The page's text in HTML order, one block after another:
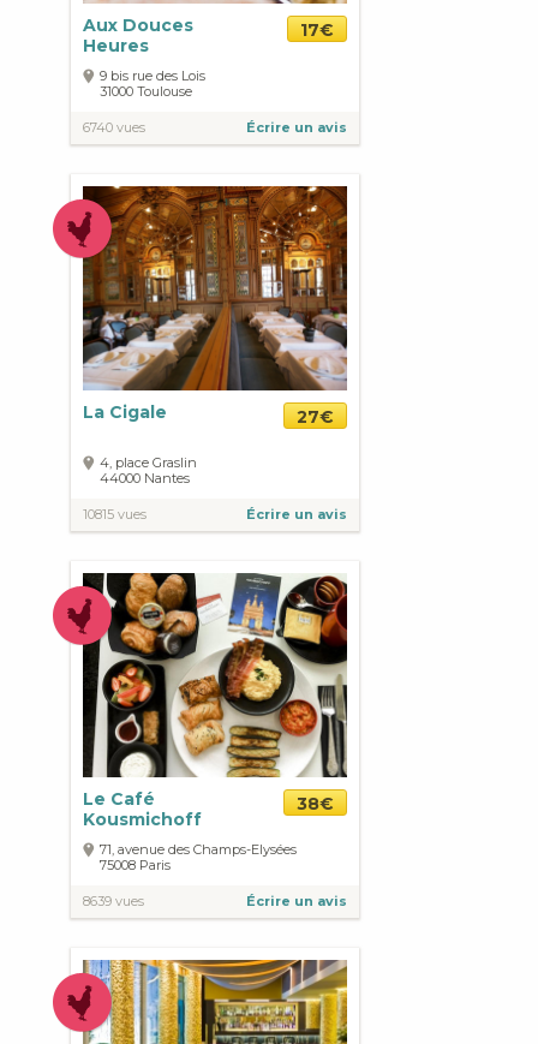
Aux Douces
Heures
17€
9 bis rue des Lois
31000 Toulouse
6740 vues Écrire un avis
La Cigale 27€
4, place Graslin
44000 Nantes
10815 vues Écrire un avis
Le Café
Kousmichoff
38€
71, avenue des Champs-Elysées
75008 Paris
8639 vues Écrire un avis